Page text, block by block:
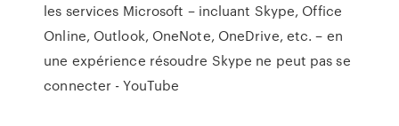
les services Microsoft – incluant Skype, Office
Online, Outlook, OneNote, OneDrive, etc. – en
une expérience résoudre Skype ne peut pas se
connecter - YouTube